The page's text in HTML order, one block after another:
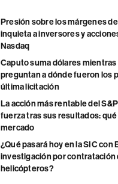
Presión sobre los márgenes
inquieta a inversores y
Nasdaq
Caputo suma dólares mientras
preguntan a dónde fueron los
última licitación
La acción más rentable del
fuerza tras sus resultados:
mercado
¿Qué pasará hoy en la SIC con
investigación por contratación
helicópteros?